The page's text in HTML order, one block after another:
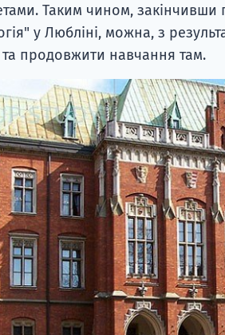
Таким чином, закінчивши
у Любліні, можна, з
продовжити навчання там.